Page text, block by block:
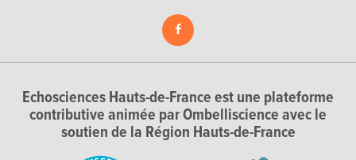
Echosciences Hauts-de-France est une plateforme
contributive animée par Ombelliscience avec le
soutien de la Région Hauts-de-France